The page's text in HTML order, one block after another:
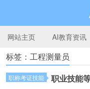
网站主页 AI教育资讯
标签：工程测量员
职称考证技能 职业技能